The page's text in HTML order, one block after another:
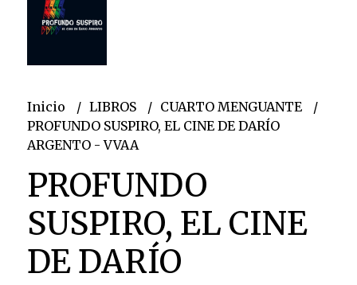
Inicio LIBROS
CUARTO MENGUANTE
PROFUNDO SUSPIRO, EL CINE DE DARÍO
ARGENTO - VVAA
PROFUNDO
SUSPIRO, EL CINE
DE DARÍO